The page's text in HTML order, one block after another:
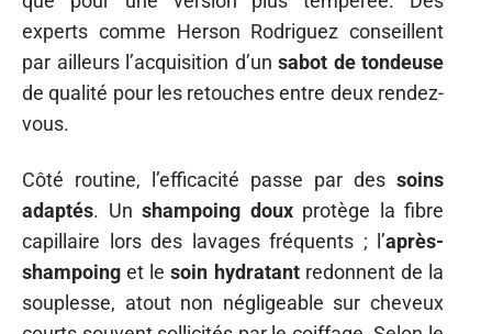
experts comme Herson Rodriguez conseillent
par ailleurs l’acquisition d’un sabot de tondeuse
de qualité pour les retouches entre deux rendez-
vous.
Côté routine, l’efficacité passe par des soins
adaptés. Un shampoing douxprotège la fibre
capillaire lors des lavages fréquents ; l’après-
shampoing et lesoin hydratantredonnent de la
souplesse, atout non négligeable sur cheveux